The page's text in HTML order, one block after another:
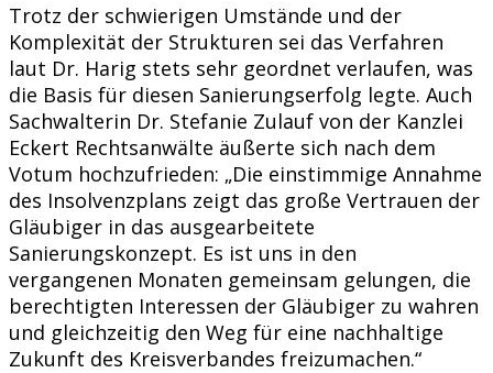
Trotz der schwierigen Umstände und der
Komplexität der Strukturen sei das Verfahren
laut Dr. Harig stets sehr geordnet verlaufen, was
die Basis für diesen Sanierungserfolg legte. Auch
Sachwalterin Dr. Stefanie Zulauf von der Kanzlei
Eckert Rechtsanwälte äußerte sich nach dem
Votum hochzufrieden: „Die einstimmige Annahme
des Insolvenzplans zeigt das große Vertrauen der
Gläubiger in das ausgearbeitete
Sanierungskonzept. Es ist uns in den
vergangenen Monaten gemeinsam gelungen, die
berechtigten Interessen der Gläubiger zu wahren
und gleichzeitig den Weg für eine nachhaltige
Zukunft des Kreisverbandes freizumachen.“